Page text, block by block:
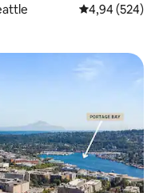
Priemerné
4,94 (524)